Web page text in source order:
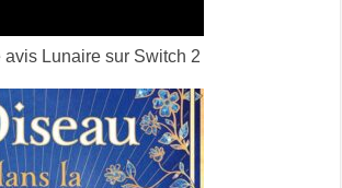
avis Lunaire sur Switch 2